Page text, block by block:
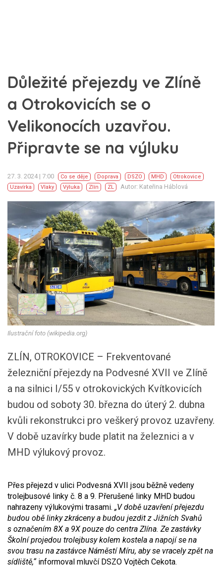
Důležité přejezdy ve Zlíně
a Otrokovicích se o
Velikonocích uzavřou.
Připravte se na výluku
27. 3. 2024 | 7:00 Co se děje Doprava DSZO MHD
Otrokovice
Uzavírka
Vlaky Výluka Zlín ZL Autor: Kateřina Háblová
Ilustrační foto (wikipedia.org)
ZLÍN, OTROKOVICE – Frekventované
železniční přejezdy na Podvesné XVII ve Zlíně
a na silnici I/55 v otrokovických Kvítkovicích
budou od soboty 30. března do úterý 2. dubna
kvůli rekonstrukci pro veškerý provoz uzavřeny.
V době uzavírky bude platit na železnici a v
MHD výlukový provoz.
Přes přejezd v ulici Podvesná XVII jsou běžně vedeny
trolejbusové linky č. 8 a 9. Přerušené linky MHD budou
nahrazeny výlukovými trasami. „V době uzavření přejezdu
budou obě linky zkráceny a budou jezdit z Jižních Svahů
s označením 8X a 9X pouze do centra Zlína. Ze zastávky
Školní projedou trolejbusy kolem kostela a napojí se na
svou trasu na zastávce Náměstí Míru, aby se vracely zpět na
sídliště,“informoval mluvčí DSZO Vojtěch Cekota.